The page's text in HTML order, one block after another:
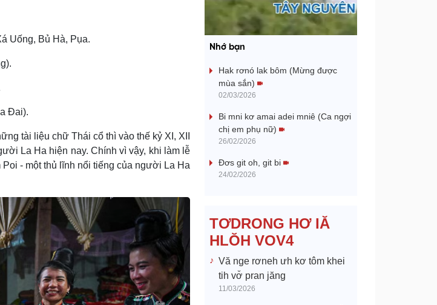
Uống, Bủ Hà, Pụa.
Ðai).
tài liệu chữ Thái cổ thì vào thế kỷ XI, XII
La Ha hiện nay. Chính vì vậy, khi làm lễ
- một thủ lĩnh nổi tiếng của người La Ha
l
y
i
Nhớ bạn
Hak rơnó lak bôm (Mừng được
mùa sắn)
02/03/2026
Bi mni kơ amai adei mniê (Ca ngợi
chị em phụ nữ)
26/02/2026
Đơs git oh, git bi
24/02/2026
TƠDRONG HƠ IĂ
HLŎH VOV4
Vă nge rơneh ưh kơ tôm khei
tih vơ̆ pran jăng
11/03/2026